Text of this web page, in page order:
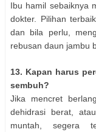
Ibu hamil sebaiknya
dokter. Pilihan
dan bila perlu,
rebusan daun jambu
13. Kapan harus
sembuh?
Jika mencret
dehidrasi berat,
muntah, segera